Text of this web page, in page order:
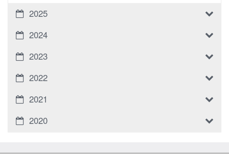
2025
2024
2023
2022
2021
2020